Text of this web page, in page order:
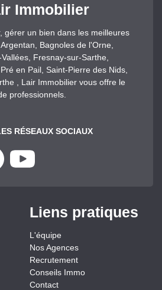
Immobilier
gérer un bien dans les meilleures
Bagnoles de l'Orne,
Fresnay-sur-Sarthe,
en Pail, Saint-Pierre des Nids,
, Lair Immobilier vous offre le
professionnels.
RÉSEAUX SOCIAUX
Liens pratiques
L'équipe
Nos Agences
Recrutement
Conseils Immo
Contact